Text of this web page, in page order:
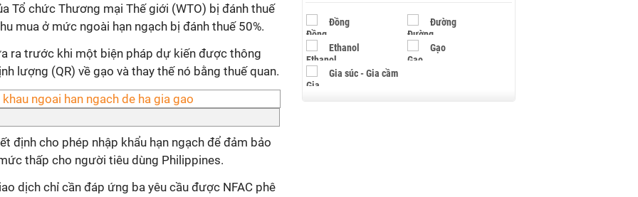
Tổ chức Thương mại Thế giới (WTO) bị đánh thuế
mua ở mức ngoài hạn ngạch bị đánh thuế 50%.
ra trước khi một biện pháp dự kiến được thông
lượng (QR) về gạo và thay thế nó bằng thuế quan.
định cho phép nhập khẩu hạn ngạch để đảm bảo
thấp cho người tiêu dùng Philippines.
dịch chỉ cần đáp ứng ba yêu cầu được NFAC phê
Đồng Đường
Ethanol Gạo
Gia súc - Gia cầm